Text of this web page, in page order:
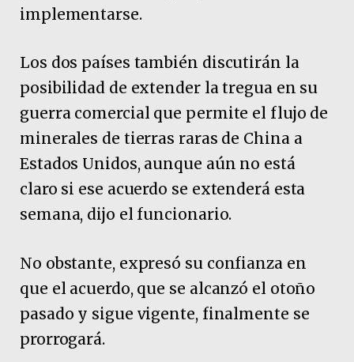
implementarse.
Los dos países también discutirán la
posibilidad de extender la tregua en su
guerra comercial que permite el flujo de
minerales de tierras raras de China a
Estados Unidos, aunque aún no está
claro si ese acuerdo se extenderá esta
semana, dijo el funcionario.
No obstante, expresó su confianza en
que el acuerdo, que se alcanzó el otoño
pasado y sigue vigente, finalmente se
prorrogará.